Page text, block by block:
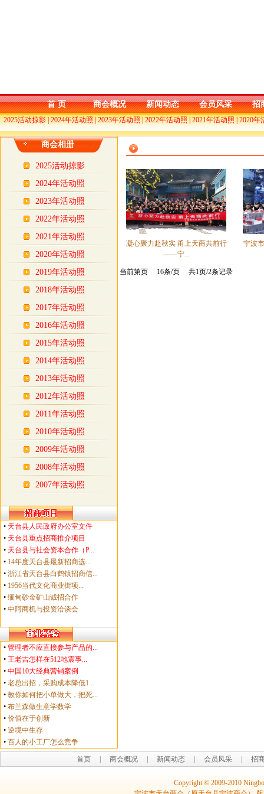
首 页 商会概况 新闻动态 会员风采 招
2025活动掠影|2024年活动照|2023年活动照|2022年活动照|2021年活动照|2020年
商会相册
2025活动掠影
2024年活动照
2023年活动照
2022年活动照
2021年活动照
2020年活动照
2019年活动照
2018年活动照
2017年活动照
2016年活动照
2015年活动照
2014年活动照
2013年活动照
2012年活动照
2011年活动照
2010年活动照
2009年活动照
2008年活动照
2007年活动照
• 天台县人民政府办公室文件
• 天台县重点招商推介项目
• 天台县与社会资本合作（P...
• 14年度天台县最新招商选...
• 浙江省天台县白鹤镇招商信...
• 1956当代文化商业街项...
• 缅甸砂金矿山诚招合作
• 中阿商机与投资洽谈会
• 管理者不应直接参与产品的...
• 王老吉怎样在512地震事...
• 中国10大经典营销案例
• 老总出招，采购成本降低1...
• 教你如何把小单做大，把死...
• 布兰森做生意学数学
• 价值在于创新
• 逆境中生存
• 百人的小工厂怎么竞争
凝心聚力赴秋实 甬上天商共前行
——宁...
宁波
当前第页 16条/页 共1页/2条记录
首页 商会概况 新闻动态 会员风采 招
Copyright © 2009-2010